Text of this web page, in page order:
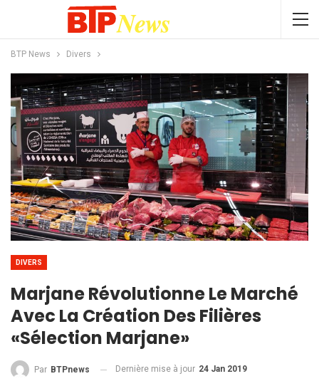
BTP News Divers
DIVERS
Marjane Révolutionne Le Marché
Avec La Création Des Filières
«Sélection Marjane»
Par BTPnews Dernière mise à jour 24 Jan 2019